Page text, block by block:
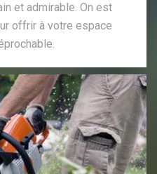
et admirable. On est
offrir à votre espace